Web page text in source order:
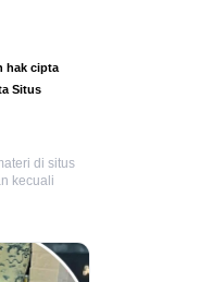
hak cipta
Situs
di situs
kecuali